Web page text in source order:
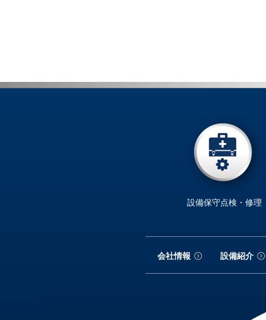
設備保守点検・修理
会社情報 設備紹介